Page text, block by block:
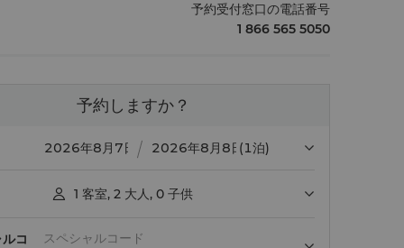
予約受付窓口の電話番号
1 866 565 5050
予約しますか？
(1泊)
 1 客室, 2 大人 , 0 子供
コ